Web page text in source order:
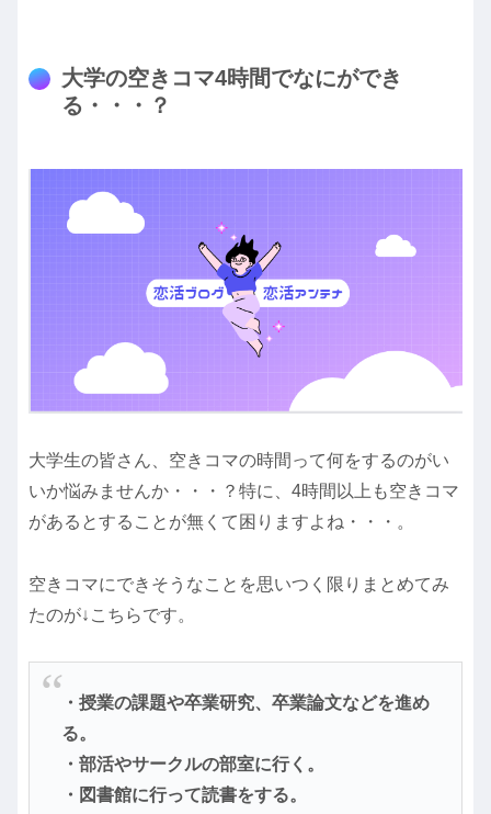
大学の空きコマ4時間でなにができ
る・・・？
大学生の皆さん、空きコマの時間って何をするのがい
いか悩みませんか・・・？特に、4時間以上も空きコマ
があるとすることが無くて困りますよね・・・。
空きコマにできそうなことを思いつく限りまとめてみ
たのが↓こちらです。
・授業の課題や卒業研究、卒業論文などを進め
る。
・部活やサークルの部室に行く。
・図書館に行って読書をする。